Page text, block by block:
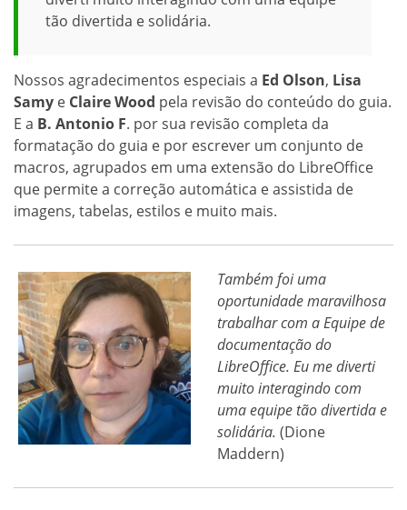
tão divertida e solidária.
Nossos agradecimentos especiais a Ed Olson, Lisa
Samy e Claire Wood pela revisão do conteúdo do guia.
E a B. Antonio F. por sua revisão completa da
formatação do guia e por escrever um conjunto de
macros, agrupados em uma extensão do LibreOffice
que permite a correção automática e assistida de
imagens, tabelas, estilos e muito mais.
Também foi uma
oportunidade maravilhosa
trabalhar com a Equipe de
documentação do
LibreOffice. Eu me diverti
muito interagindo com
uma equipe tão divertida e
solidária. (Dione
Maddern)